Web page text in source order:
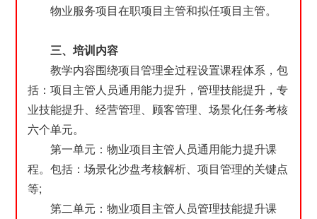
物业服务项目在职项目主管和拟任项目主管。
三、培训内容
教学内容围绕项目管理全过程设置课程体系，包
括：项目主管人员通用能力提升，管理技能提升，专
业技能提升、经营管理、顾客管理、场景化任务考核
六个单元。
第一单元：物业项目主管人员通用能力提升课
程。包括：场景化沙盘考核解析、项目管理的关键点
等;
第二单元：物业项目主管人员管理技能提升课